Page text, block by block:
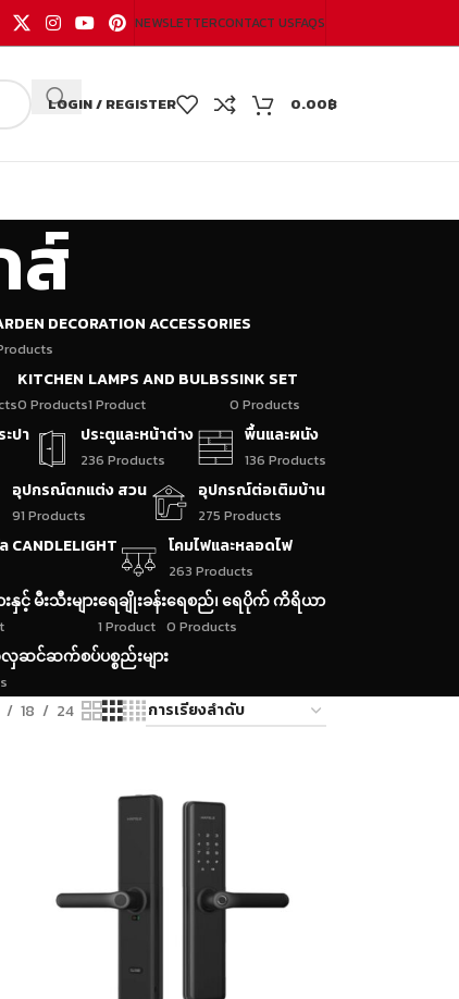
NEWSLETTERCONTACT USFAQS
LOGIN / REGISTER 0.00฿
ส์
DECORATION ACCESSORIES
KITCHEN
0 Products
LAMPS AND BULBS
1 Product
SINK SET
0 Products
ปา ประตูและหน้าต่าง
236 Products
พื้นและผนัง
136 Products
อุปกรณ์ตกแต่ง สวน
91 Products
อุปกรณ์ต่อเติมบ้าน
275 Products
โคมไฟและหลอดไฟ
263 Products
နှင့် မီးသီးများရေချိုးခန်း
1 Product
ရေစည်၊ ရေပိုက် ကိရိယာ
0 Products
ဆင်ဆက်စပ်ပစ္စည်းများ
18 24